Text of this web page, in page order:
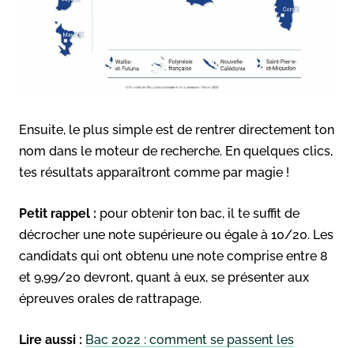
Ensuite, le plus simple est de rentrer directement ton
nom dans le moteur de recherche. En quelques clics,
tes résultats apparaîtront comme par magie !
Petit rappel : pour obtenir ton bac, il te suffit de
décrocher une note supérieure ou égale à 10/20. Les
candidats qui ont obtenu une note comprise entre 8
et 9,99/20 devront, quant à eux, se présenter aux
épreuves orales de rattrapage.
Lire aussi : Bac 2022 : comment se passent les